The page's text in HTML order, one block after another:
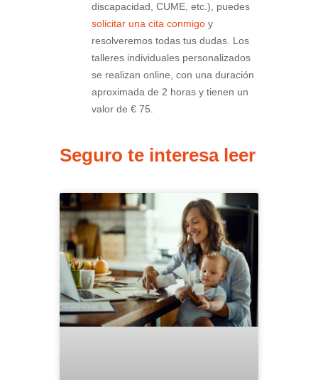
discapacidad, CUME, etc.), puedes
solicitar una cita conmigo y
resolveremos todas tus dudas. Los
talleres individuales personalizados
se realizan online, con una duración
aproximada de 2 horas y tienen un
valor de € 75.
Seguro te interesa leer